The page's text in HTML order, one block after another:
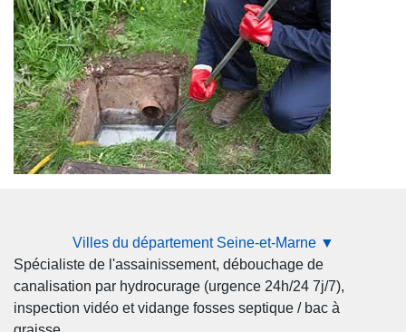
Villes du département Seine-et-Marne ▼
Spécialiste de l'assainissement, débouchage de
canalisation par hydrocurage (urgence 24h/24 7j/7),
inspection vidéo et vidange fosses septique / bac à